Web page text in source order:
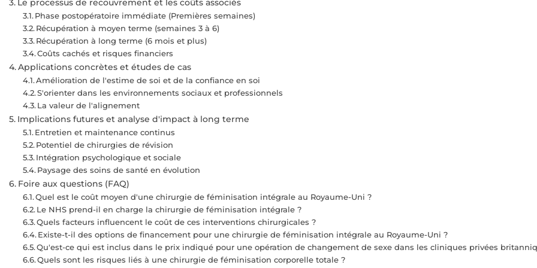
Le processus de recouvrement et les coûts associés
Phase postopératoire immédiate (Premières semaines)
Récupération à moyen terme (semaines 3 à 6)
Récupération à long terme (6 mois et plus)
Coûts cachés et risques financiers
Applications concrètes et études de cas
Amélioration de l'estime de soi et de la confiance en soi
S'orienter dans les environnements sociaux et professionnels
La valeur de l'alignement
Implications futures et analyse d'impact à long terme
Entretien et maintenance continus
Potentiel de chirurgies de révision
Intégration psychologique et sociale
Paysage des soins de santé en évolution
Foire aux questions (FAQ)
Quel est le coût moyen d'une chirurgie de féminisation intégrale au Royaume-Uni ?
Le NHS prend-il en charge la chirurgie de féminisation intégrale ?
Quels facteurs influencent le coût de ces interventions chirurgicales ?
Existe-t-il des options de financement pour une chirurgie de féminisation intégrale au Royaume-Uni ?
Qu'est-ce qui est inclus dans le prix indiqué pour une opération de changement de sexe dans les cliniques privées
Quels sont les risques liés à une chirurgie de féminisation corporelle totale ?